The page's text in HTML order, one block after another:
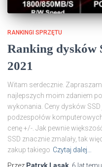
RANKINGI SPRZĘTU
Ranking dysków
2021
Witam serdecznie.
najlepszych moim zdaniem
wykonania. Ceny dysków
podzespołów
cenę +/-. Jak pewnie
SSD znacznie zmalały, tak
zakup takiego Czytaj dalej…